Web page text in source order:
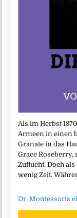
Als im Herbst
Armeen in einen
Granate in das
Grace Roseberry,
Zuflucht. Doch
wenig Zeit.
Dr. Montessoris